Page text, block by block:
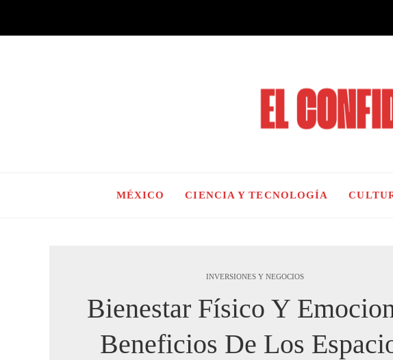
MÉXICO CIENCIA Y TECNOLOGÍA
INVERSIONES Y NEGOCIOS
Bienestar Físico Y
Beneficios De Los